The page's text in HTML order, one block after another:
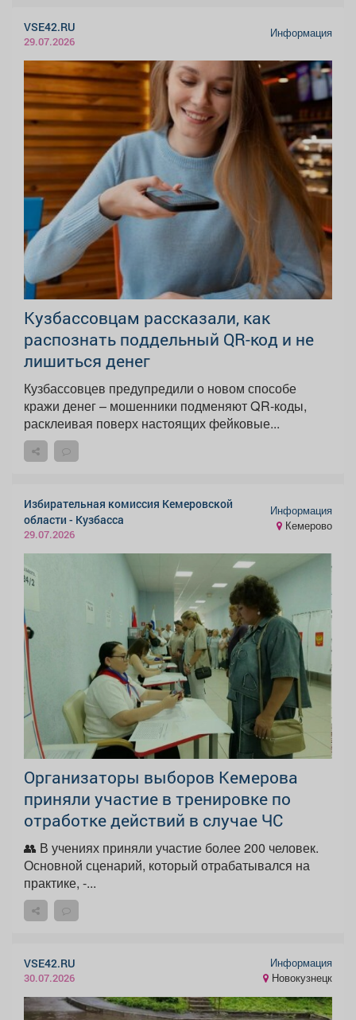
VSE42.RU
29.07.2026
Информация
Кузбассовцам рассказали, как
распознать поддельный QR-код и не
лишиться денег
Кузбассовцев предупредили о новом способе
кражи денег – мошенники подменяют QR-коды,
расклеивая поверх настоящих фейковые...
Избирательная комиссия Кемеровской
области - Кузбасса
29.07.2026
Информация
Кемерово
Организаторы выборов Кемерова
приняли участие в тренировке по
отработке действий в случае ЧС
👥 В учениях приняли участие более 200 человек.
Основной сценарий, который отрабатывался на
практике, -...
VSE42.RU
30.07.2026
Информация
Новокузнецк